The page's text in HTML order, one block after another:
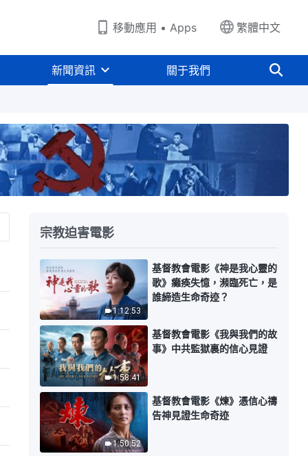
移動應用 • Apps 繁體中文
新聞資訊 關于我們
宗教迫害電影
1:12:53
基督教會電影《神是我心靈的
歌》癱痪失憶，瀕臨死亡，是
誰締造生命奇迹？
1:58:41
基督教會電影《我與我們的故
事》中共監獄裏的信心見證
1:50:52
基督教會電影《煉》憑信心禱
告神見證生命奇迹